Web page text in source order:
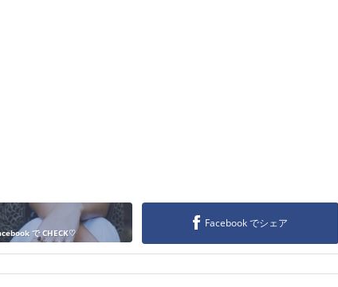
で CHECK♡
Facebook でシェア